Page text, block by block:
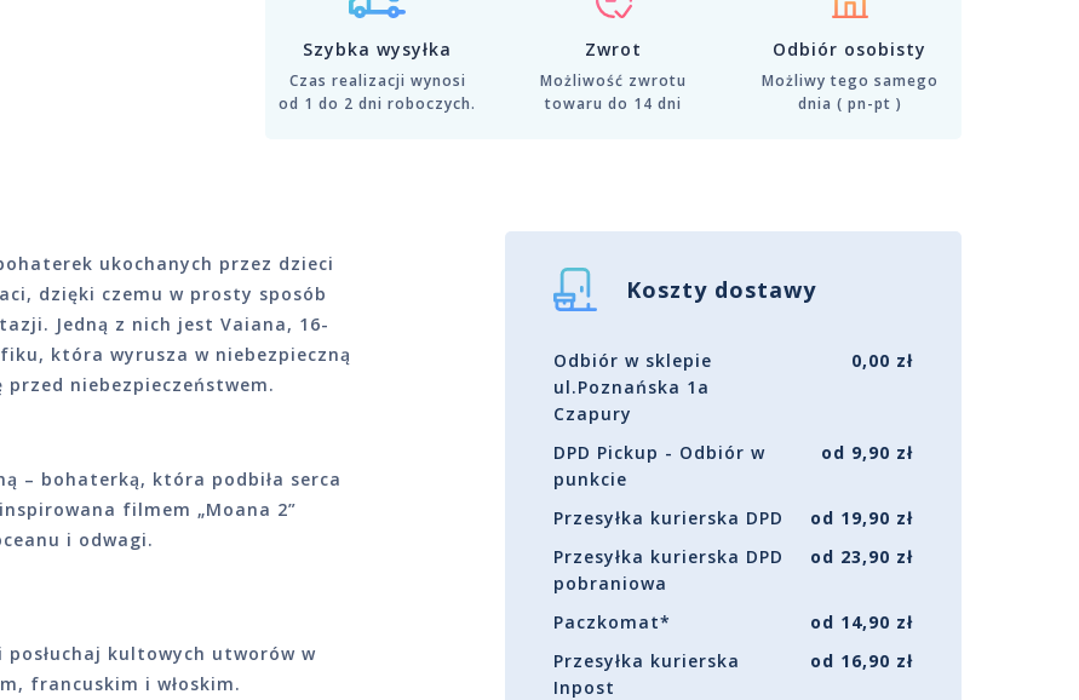
Szybka wysyłka
Czas realizacji wynosi
od 1 do 2 dni roboczych.
Zwrot
Możliwość zwrotu
towaru do 14 dni
Odbiór osobisty
Możliwy tego samego
dnia ( pn-pt )
ukochanych przez dzieci
dzięki czemu w prosty sposób
Jedną z nich jest Vaiana, 16-
która wyrusza w niebezpieczną
przed niebezpieczeństwem.
– bohaterką, która podbiła serca
filmem „Moana 2”
i odwagi.
kultowych utworów w
francuskim i włoskim.
Koszty dostawy
Odbiór w sklepie
ul.Poznańska 1a
Czapury
0,00 zł
DPD Pickup - Odbiór w
punkcie
od 9,90 zł
Przesyłka kurierska DPD
od 19,90 zł
Przesyłka kurierska DPD
pobraniowa
od 23,90 zł
Paczkomat*
od 14,90 zł
Przesyłka kurierska
Inpost
od 16,90 zł